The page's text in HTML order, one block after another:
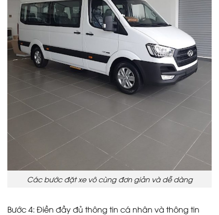
Các bước đặt xe vô cùng đơn giản và dễ dàng
Bước 4: Điền đầy đủ thông tin cá nhân và thông tin